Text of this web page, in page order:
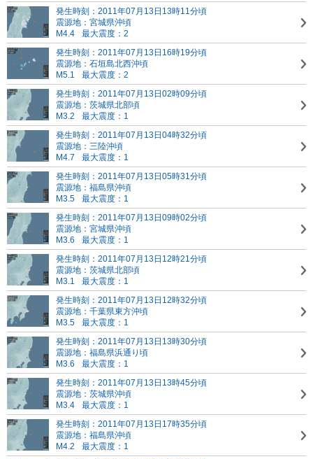
発生時刻：2011年07月13日13時11分頃
震源地：宮城県沖頃
M4.4
最大震度：2
発生時刻：2011年07月13日16時19分頃
震源地：石垣島北西沖頃
M5.1
最大震度：2
発生時刻：2011年07月13日02時09分頃
震源地：茨城県北部頃
M3.2
最大震度：1
発生時刻：2011年07月13日04時32分頃
震源地：三陸沖頃
M4.7
最大震度：1
発生時刻：2011年07月13日05時31分頃
震源地：福島県沖頃
M3.5
最大震度：1
発生時刻：2011年07月13日09時02分頃
震源地：宮城県沖頃
M3.6
最大震度：1
発生時刻：2011年07月13日12時21分頃
震源地：茨城県北部頃
M3.1
最大震度：1
発生時刻：2011年07月13日12時32分頃
震源地：千葉県東方沖頃
M3.5
最大震度：1
発生時刻：2011年07月13日13時30分頃
震源地：福島県浜通り頃
M3.6
最大震度：1
発生時刻：2011年07月13日13時45分頃
震源地：茨城県沖頃
M3.4
最大震度：1
発生時刻：2011年07月13日17時35分頃
震源地：福島県沖頃
M4.2
最大震度：1